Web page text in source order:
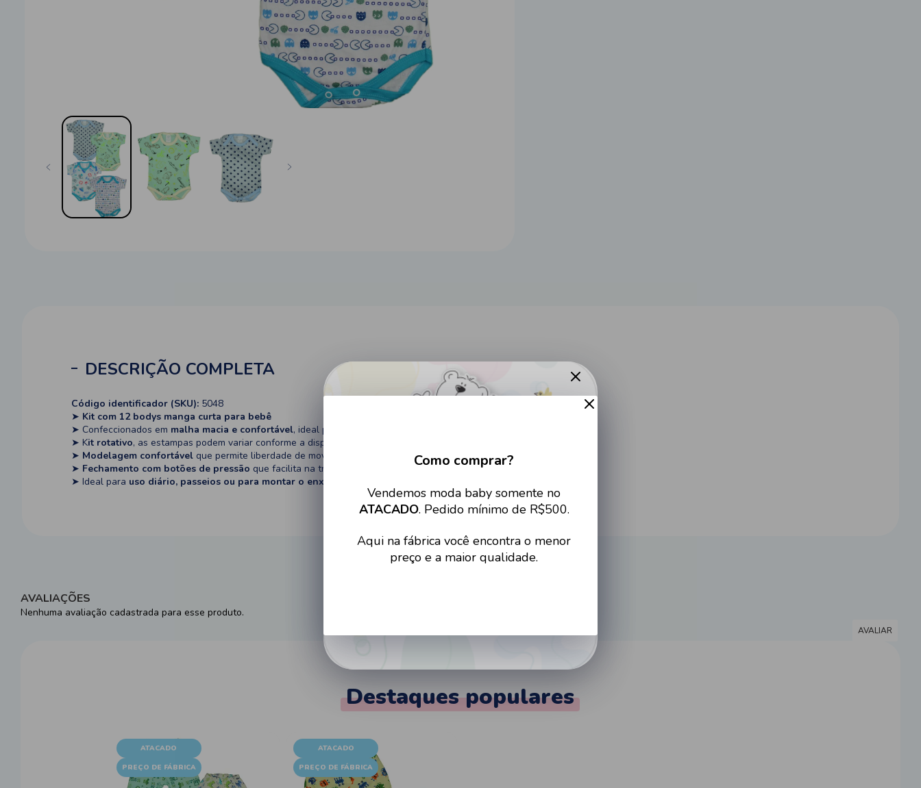
DESCRIÇÃO COMPLETA
Código identificador (SKU): 5048
➤ Kit com 12 bodys manga curta para bebê
➤ Confeccionados em malha macia e confortável, ideal para a pele delicada do bebê
➤ Kit rotativo, as estampas podem variar conforme a disponibilidade em estoque
➤ Modelagem confortável que permite liberdade de movimento
➤ Fechamento com botões de pressão que facilita na troca
➤ Ideal para uso diário, passeios ou para montar o enxoval do bebê
AVALIAÇÕES
Nenhuma avaliação cadastrada para esse produto.
Destaques populares
ATACADO
PREÇO DE FÁBRICA
ATACADO
PREÇO DE FÁBRICA
acesso a condições imperdíveis
Como comprar?
Vendemos moda baby somente no
ATACADO. Pedido mínimo de R$500.
Aqui na fábrica você encontra o menor
preço e a maior qualidade.